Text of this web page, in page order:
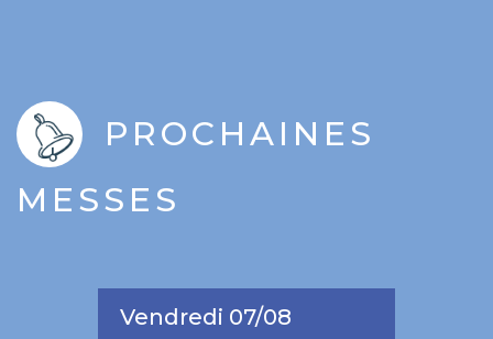
PROCHAINES
MESSES
Vendredi 07/08